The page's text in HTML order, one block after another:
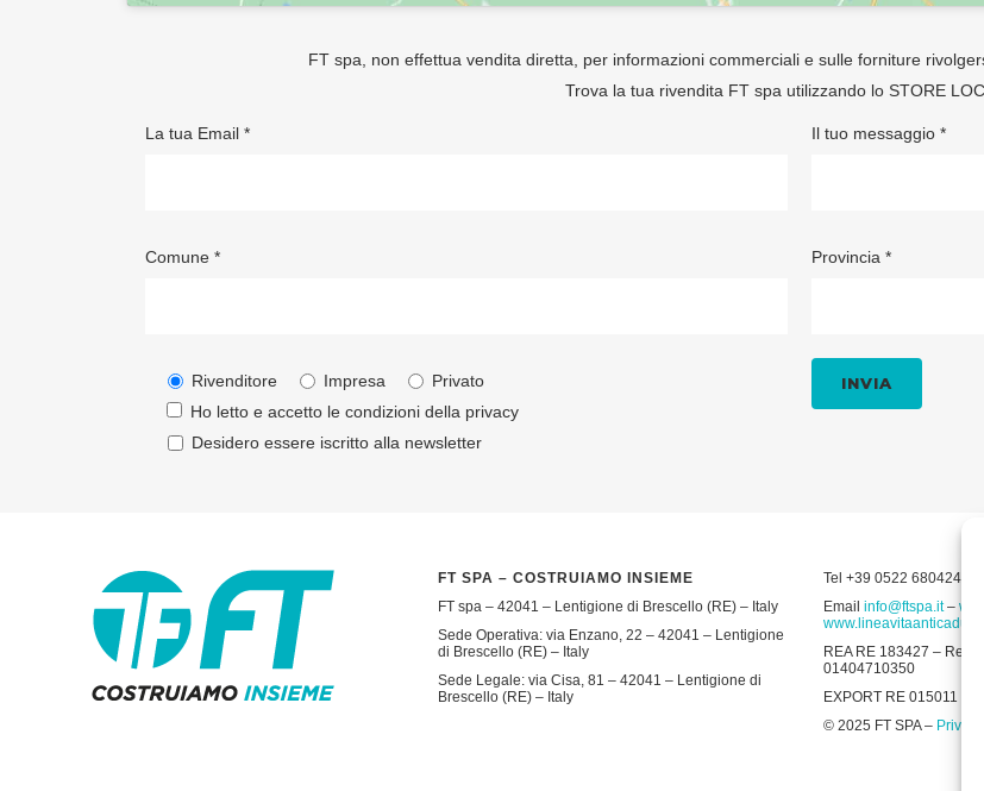
FT spa, non effettua vendita diretta, per informazioni commerciali e sulle forniture
Trova la tua rivendita FT spa utilizzando lo STORE
La tua Email *
Comune *
Rivenditore Impresa
Privato
Ho letto e accetto le condizioni della privacy
Desidero essere iscritto alla newsletter
Il tuo messaggio *
Provincia *
FT SPA – COSTRUIAMO INSIEME
FT spa – 42041 – Lentigione di Brescello (RE) – Italy
Sede Operativa: via Enzano, 22 – 42041 – Lentigione
di Brescello (RE) – Italy
Sede Legale: via Cisa, 81 – 42041 – Lentigione di
Brescello (RE) – Italy
Tel +39 0522 680424 –
Email info@ftspa.it–
REA RE 183427 – Reg.
01404710350
EXPORT RE 015011
© 2025 FT SPA –